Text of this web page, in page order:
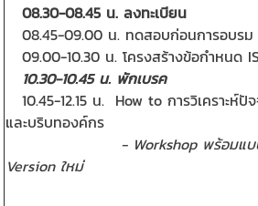
08.30-08.45 น. ลงทะเบียน
08.45-09.00 น. ทดสอบก่อนการอบรม
09.00-10.30 น. โครงสร้างข้อกำหนด
10.30-10.45 น. พักเบรค
10.45-12.15 น. How to การวิเคราะห์
และบริบทองค์กร
- Workshop พร้อมแ
Version ใหม่